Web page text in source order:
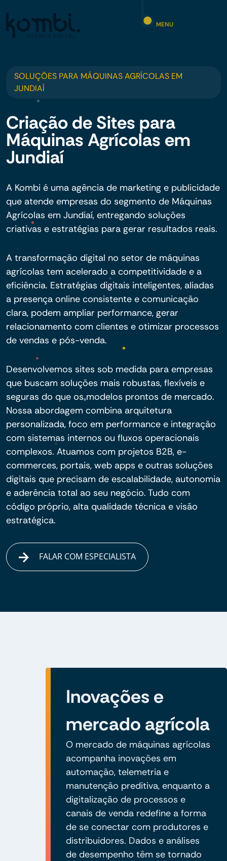
MENU
SOLUÇÕES PARA MÁQUINAS AGRÍCOLAS EM
JUNDIAÍ
Criação de Sites para
Máquinas Agrícolas em
Jundiaí
A Kombi é uma agência de marketing e publicidade
que atende empresas do segmento de Máquinas
Agrícolas em Jundiaí, entregando soluções
criativas e estratégias para gerar resultados reais.
A transformação digital no setor de máquinas
agrícolas tem acelerado a competitividade e a
eficiência. Estratégias digitais inteligentes, aliadas
a presença online consistente e comunicação
clara, podem ampliar performance, gerar
relacionamento com clientes e otimizar processos
de vendas e pós-venda.
Desenvolvemos sites sob medida para empresas
que buscam soluções mais robustas, flexíveis e
seguras do que os modelos prontos de mercado.
Nossa abordagem combina arquitetura
personalizada, foco em performance e integração
com sistemas internos ou fluxos operacionais
complexos. Atuamos com projetos B2B, e-
commerces, portais, web apps e outras soluções
digitais que precisam de escalabilidade, autonomia
e aderência total ao seu negócio. Tudo com
código próprio, alta qualidade técnica e visão
estratégica.
FALAR COM ESPECIALISTA
Inovações e
mercado agrícola
O mercado de máquinas agrícolas
acompanha inovações em
automação, telemetria e
manutenção preditiva, enquanto a
digitalização de processos e
canais de venda redefine a forma
de se conectar com produtores e
distribuidores. Dados e análises
de desempenho têm se tornado